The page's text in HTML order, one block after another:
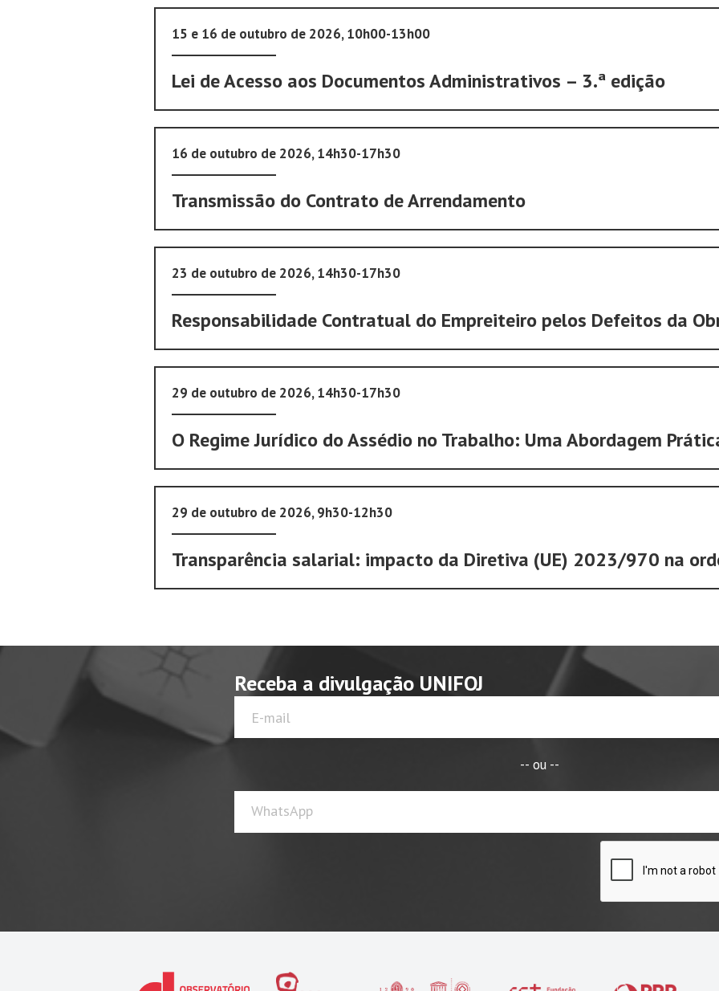
15 e 16 de outubro de 2026, 10h00-13h00
Lei de Acesso aos Documentos Administrativos – 3.ª edição
16 de outubro de 2026, 14h30-17h30
Transmissão do Contrato de Arrendamento
23 de outubro de 2026, 14h30-17h30
Responsabilidade Contratual do Empreiteiro pelos Defeitos da
29 de outubro de 2026, 14h30-17h30
O Regime Jurídico do Assédio no Trabalho: Uma Abordagem
29 de outubro de 2026, 9h30-12h30
Transparência salarial: impacto da Diretiva (UE) 2023/970 na
Receba a divulgação UNIFOJ
-- ou --
WhatsApp